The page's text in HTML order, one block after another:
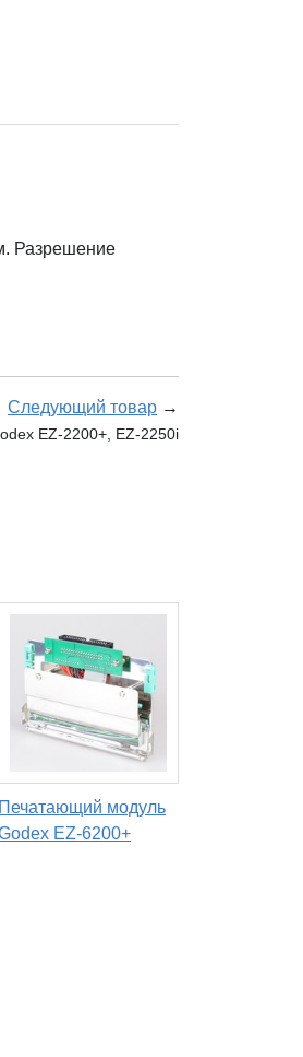
Разрешение
Следующий товар →
EZ-2200+, EZ-2250i
Печатающий модуль
EZ-6200+